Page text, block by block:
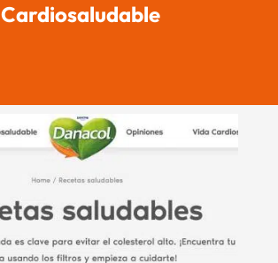
Cardiosaludable